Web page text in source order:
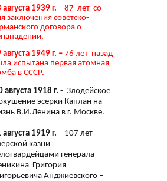
августа 1939 г. – 87 лет со
заключения советско-
договора о
августа 1949 г. – 76 лет назад
испытана первая атомная
в СССР.
августа 1918 г. - Злодейское
эсерки Каплан на
В.И.Ленина в г. Москве.
августа 1919 г. – 107 лет
казни
генерала
Григория
Анджиевского –